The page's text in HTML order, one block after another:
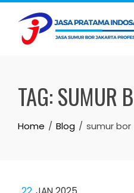
Skip
content
TAG:SUMUR
Home Blog sumur bor